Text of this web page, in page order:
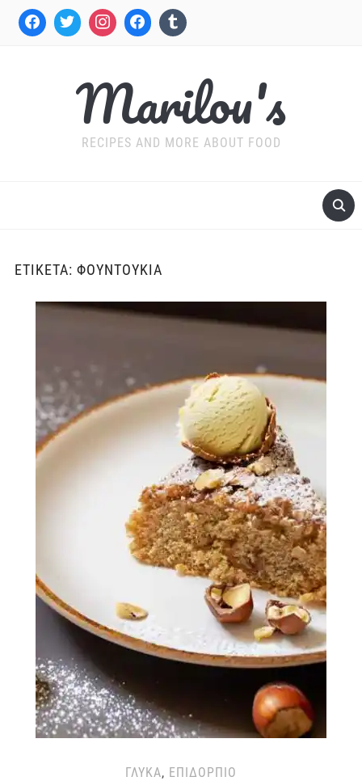
Marilou's
RECIPES AND MORE ABOUT FOOD
ΕΤΙΚΈΤΑ: ΦΟΥΝΤΟΎΚΙΑ
ΓΛΥΚΆ, ΕΠΙΔΌΡΠΙΟ